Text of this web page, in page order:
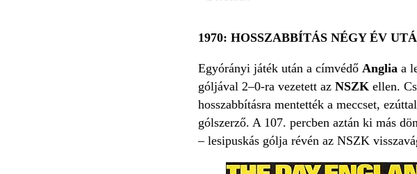
1970: HOSSZABBÍTÁS NÉGY ÉV
Egyórányi játék után a címvédő Anglia a
góljával 2–0-ra vezetett az NSZK ellen.
hosszabbításra mentették a meccset,
gólszerző. A 107. percben aztán ki más
– lesipuskás gólja révén az NSZK